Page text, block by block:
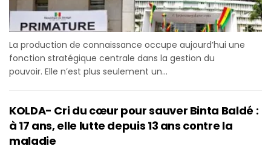
La production de connaissance occupe aujourd’hui une
fonction stratégique centrale dans la gestion du
pouvoir. Elle n’est plus seulement un...
KOLDA- Cri du cœur pour sauver Binta Baldé :
à 17 ans, elle lutte depuis 13 ans contre la
maladie